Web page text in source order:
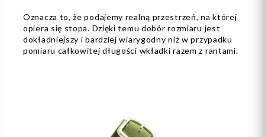
Oznacza to, że podajemy realną przestrzeń, na której
opiera się stopa. Dzięki temu dobór rozmiaru jest
dokładniejszy i bardziej wiarygodny niż w przypadku
pomiaru całkowitej długości wkładki razem z rantami.